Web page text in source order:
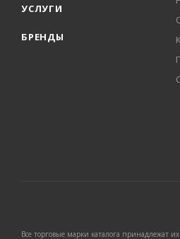
УСЛУГИ
БРЕНДЫ
Все торговые марки каталога принадлежат